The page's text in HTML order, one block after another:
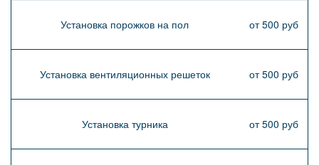
Установка порожков на пол от 500 руб
Установка вентиляционных решеток от 500 руб
Установка турника от 500 руб